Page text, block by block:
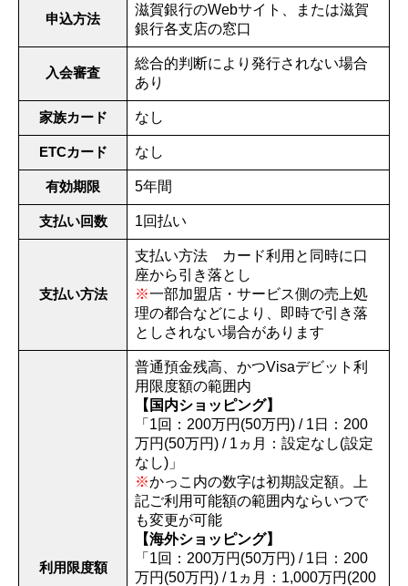
申込方法
滋賀銀行のWebサイト、または滋賀
銀行各支店の窓口
入会審査
総合的判断により発行されない場合
あり
家族カード なし
ETCカード なし
有効期限 5年間
支払い回数 1回払い
支払い方法
支払い方法 カード利用と同時に口
座から引き落とし
※一部加盟店・サービス側の売上処
理の都合などにより、即時で引き落
としされない場合があります
利用限度額
普通預金残高、かつVisaデビット利
用限度額の範囲内
【国内ショッピング】
「1回：200万円(50万円) / 1日：200
万円(50万円) / 1ヵ月：設定なし(設定
なし)」
※かっこ内の数字は初期設定額。上
記ご利用可能額の範囲内ならいつで
も変更が可能
【海外ショッピング】
「1回：200万円(50万円) / 1日：200
万円(50万円) / 1ヵ月：1,000万円(200